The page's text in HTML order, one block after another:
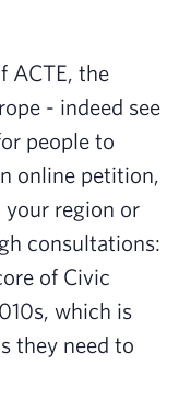
ACTE, the
- indeed see
people to
online petition,
region or
consultations:
of Civic
which is
they need to